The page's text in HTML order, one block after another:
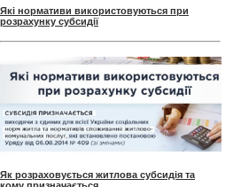
Які нормативи використовуються при
розрахунку субсидії
Як розраховується житлова субсидія та